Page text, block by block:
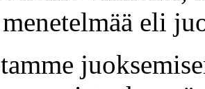
eli